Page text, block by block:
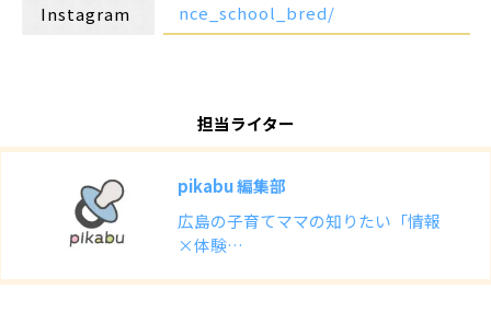
Instagram
nce_school_bred/
担当ライター
pikabu 編集部
広島の子育てママの知りたい「情報
×体験…